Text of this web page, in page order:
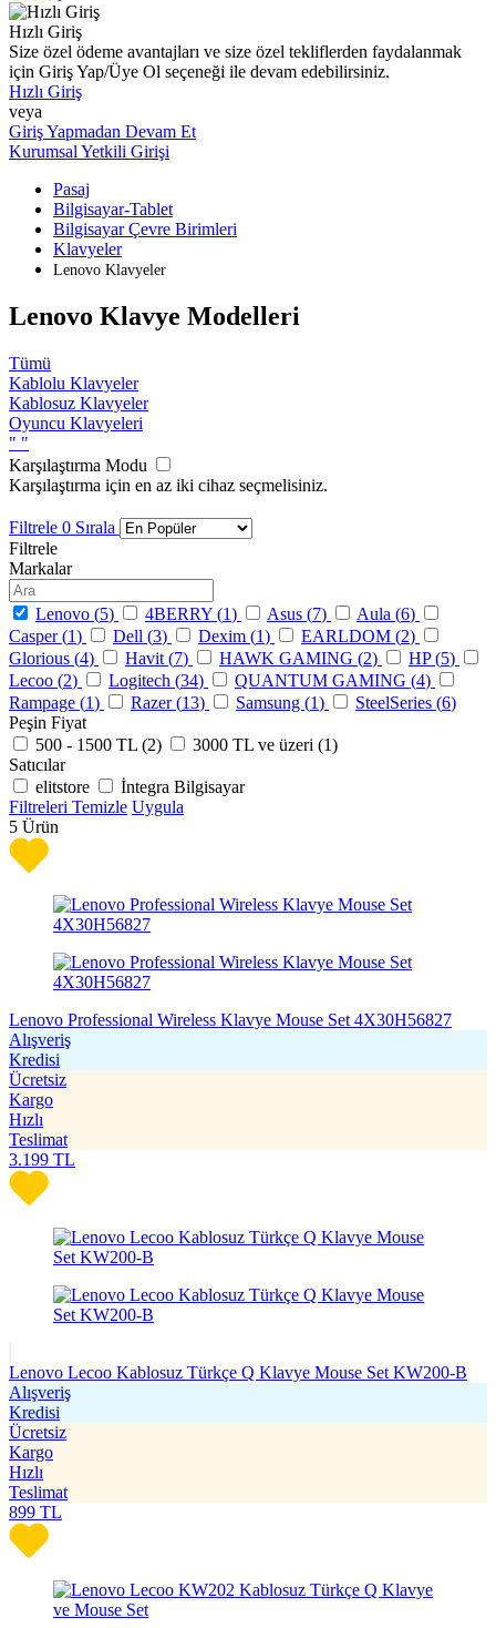
Hızlı Giriş
Size özel ödeme avantajları ve size özel tekliflerden faydalanmak
için Giriş Yap/Üye Ol seçeneği ile devam edebilirsiniz.
Hızlı Giriş
veya
Giriş Yapmadan Devam Et
Kurumsal Yetkili Girişi
Pasaj
Bilgisayar-Tablet
Bilgisayar Çevre Birimleri
Klavyeler
Lenovo Klavyeler
Lenovo Klavye Modelleri
Tümü
Kablolu Klavyeler
Kablosuz Klavyeler
Oyuncu Klavyeleri
" "
Karşılaştırma Modu
Karşılaştırma için en az iki cihaz seçmelisiniz.
Filtrele 0 Sırala
Filtrele
Markalar
Lenovo (5) 4BERRY (1) Asus (7) Aula (6)
Casper (1) Dell (3) Dexim (1) EARLDOM (2)
Glorious (4) Havit (7) HAWK GAMING (2) HP (5)
Lecoo (2) Logitech (34) QUANTUM GAMING (4)
Rampage (1) Razer (13) Samsung (1) SteelSeries (6)
Peşin Fiyat
500 - 1500 TL (2) 3000 TL ve üzeri (1)
Satıcılar
elitstore
İntegra Bilgisayar
Filtreleri Temizle Uygula
5 Ürün
Lenovo Professional Wireless Klavye Mouse Set 4X30H56827
Alışveriş
Kredisi
Ücretsiz
Kargo
Hızlı
Teslimat
3.199 TL
Lenovo Lecoo Kablosuz Türkçe Q Klavye Mouse Set KW200-B
Alışveriş
Kredisi
Ücretsiz
Kargo
Hızlı
Teslimat
899 TL